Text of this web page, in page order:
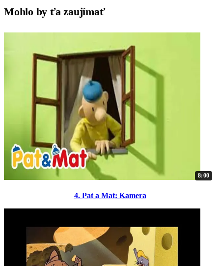
Mohlo by ťa zaujímať
8:00
4. Pat a Mat: Kamera